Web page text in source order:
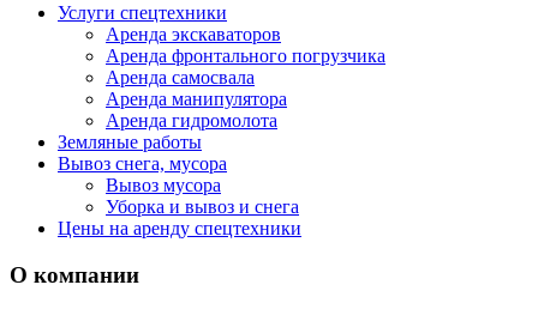
Услуги спецтехники
Аренда экскаваторов
Аренда фронтального погрузчика
Аренда самосвала
Аренда манипулятора
Аренда гидромолота
Земляные работы
Вывоз снега, мусора
Вывоз мусора
Уборка и вывоз и снега
Цены на аренду спецтехники
О компании